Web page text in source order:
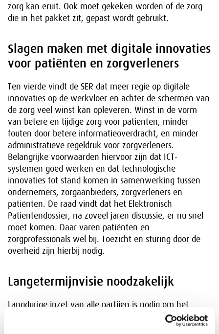
zorg kan eruit. Ook moet gekeken worden of de zorg
die in het pakket zit, gepast wordt gebruikt.
Slagen maken met digitale innovaties
voor patiënten en zorgverleners
Ten vierde vindt de SER dat meer regie op digitale
innovaties op de werkvloer en achter de schermen van
de zorg veel winst kan opleveren. Winst in de vorm
van betere en tijdige zorg voor patiënten, minder
fouten door betere informatieoverdracht, en minder
administratieve regeldruk voor zorgverleners.
Belangrijke voorwaarden hiervoor zijn dat ICT-
systemen goed werken en dat technologische
innovaties tot stand komen in samenwerking tussen
ondernemers, zorgaanbieders, zorgverleners en
patiënten. De raad vindt dat het Elektronisch
Patiëntendossier, na zoveel jaren discussie, er nu snel
moet komen. Daar varen patiënten en
zorgprofessionals wel bij. Toezicht en sturing door de
overheid zijn hierbij nodig.
Langetermijnvisie noodzakelijk
Langdurige inzet van alle partijen is nodig om het
zorgstelsel op langere termijn houdbaar te maken is.
De ouderenzorg en de jeugdzorg vragen daarbij